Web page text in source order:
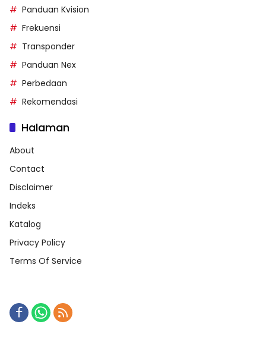
Panduan Kvision
Frekuensi
Transponder
Panduan Nex
Perbedaan
Rekomendasi
Halaman
About
Contact
Disclaimer
Indeks
Katalog
Privacy Policy
Terms Of Service